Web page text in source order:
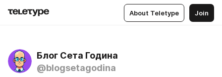
About Teletype Join
Блог Сета Година
@blogsetagodina